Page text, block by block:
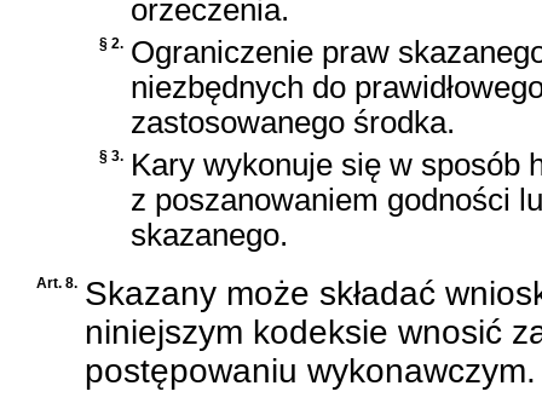
orzeczenia.
§ 2. Ograniczenie praw
niezbędnych do
zastosowanego środka.
§ 3. Kary wykonuje się w sposób
z poszanowaniem godności
skazanego.
Art. 8. Skazany może składać
niniejszym kodeksie wnosić
postępowaniu wykonawczym.